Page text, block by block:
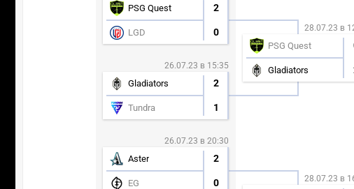
PSG Quest 2
LGD 0
26.07.23 в 15:35
Gladiators 2
Tundra 1
26.07.23 в 20:30
Aster 2
EG 0
28.07.23 в
PSG Quest
Gladiators
28.07.23 в